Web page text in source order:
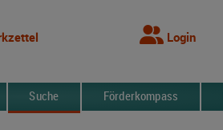
Login
Suche Förderkompass